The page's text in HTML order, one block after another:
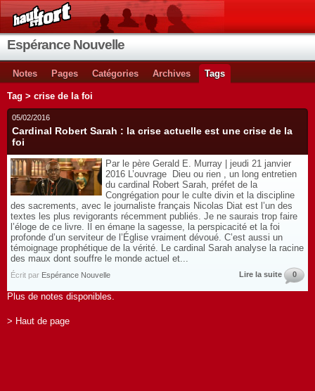
Espérance Nouvelle
Notes Pages Catégories Archives Tags
Tag > crise de la foi
05/02/2016
Cardinal Robert Sarah : la crise actuelle est une crise de la
foi
Par le père Gerald E. Murray | jeudi 21 janvier
2016 L’ouvrage Dieu ou rien , un long entretien
du cardinal Robert Sarah, préfet de la
Congrégation pour le culte divin et la discipline
des sacrements, avec le journaliste français Nicolas Diat est l’un des
textes les plus revigorants récemment publiés. Je ne saurais trop faire
l’éloge de ce livre. Il en émane la sagesse, la perspicacité et la foi
profonde d’un serviteur de l’Église vraiment dévoué. C’est aussi un
témoignage prophétique de la vérité. Le cardinal Sarah analyse la racine
des maux dont souffre le monde actuel et...
Écrit par Espérance Nouvelle Lire la suite 0
Plus de notes disponibles.
> Haut de page